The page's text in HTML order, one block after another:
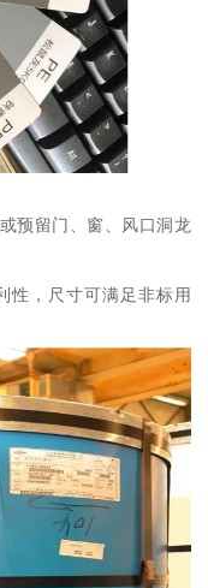
预留门、窗、风口洞龙
性，尺寸可满足非标用